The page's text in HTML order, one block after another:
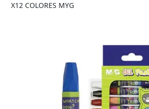
X12 COLORES MYG